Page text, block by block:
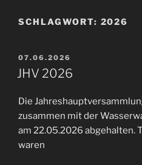
SCHLAGWORT: 2026
VERÖFFENTLICHT
AM
07.06.2026
JHV 2026
Die
zusammen mit der
am 22.05.2026 abgehalten.
waren